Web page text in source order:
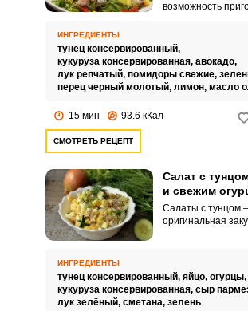
возможность
Я предлагаю
полезный салат с
кукурузой.
ИНГРЕДИЕНТЫ
тунец консервированный,
кукуруза консервированная, авокадо,
лук репчатый, помидоры свежие,
перец черный молотый, лимон, масло
15 мин 93.6 кКал
СМОТРЕТЬ РЕЦЕПТ
Салат с
и свежим
Салаты с тунцом –
оригинальная
любимым.
ИНГРЕДИЕНТЫ
тунец консервированный, яйцо, огурцы,
кукуруза консервированная, сыр
лук зелёный, сметана, зелень